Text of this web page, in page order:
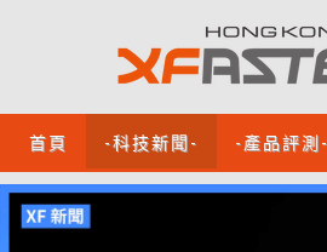
首頁 -科技新聞- -產品評測-